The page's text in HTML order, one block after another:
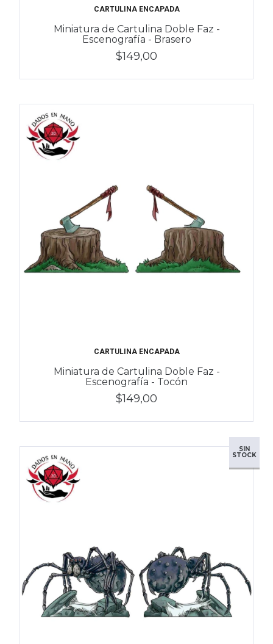
CARTULINA ENCAPADA
Miniatura de Cartulina Doble Faz -
Escenografía - Brasero
$149,00
CARTULINA ENCAPADA
Miniatura de Cartulina Doble Faz -
Escenografía - Tocón
$149,00
SIN
STOCK